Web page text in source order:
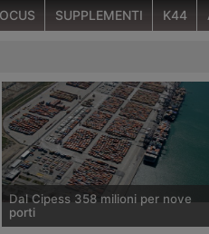
SUPPLEMENTI K44
Dal Cipess 358 milioni per nove
porti